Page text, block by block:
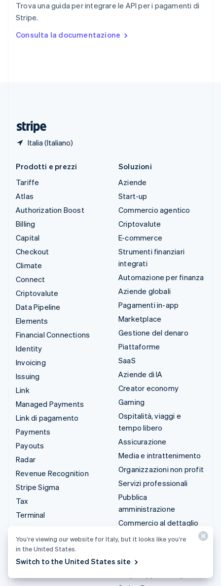
Trova una guida per integrare le API per i pagamenti di
Stripe.
Consulta la documentazione
Italia (Italiano)
Spagna
Español
English Español简体中文
Prodotti e prezzi
Tariffe
Atlas
Authorization Boost
Billing
Capital
Checkout
Climate
Connect
Criptovalute
Data Pipeline
Elements
Financial Connections
Identity
Invoicing
Issuing
Link
Managed Payments
Link di pagamento
Payments
Payouts
Radar
Revenue Recognition
Stripe Sigma
Tax
Terminal
Soluzioni
Aziende
Start-up
Commercio agentico
Criptovalute
E-commerce
Strumenti finanziari
integrati
Automazione per finanza
Aziende globali
Pagamenti in-app
Marketplace
Gestione del denaro
Piattaforme
SaaS
Aziende di IA
Creator economy
Gaming
Ospitalità, viaggi e
tempo libero
Assicurazione
Media e intrattenimento
Organizzazioni non profit
Servizi professionali
Pubblica
amministrazione
Commercio al dettaglio
personalizzate
You’re viewing our website for Italy, but it looks like you’re
in the United States.
Switch to the United States site